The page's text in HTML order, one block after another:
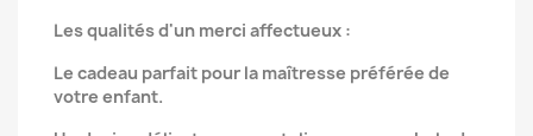
Les qualités d'un merci affectueux :
Le cadeau parfait pour la maîtresse préférée de
votre enfant.